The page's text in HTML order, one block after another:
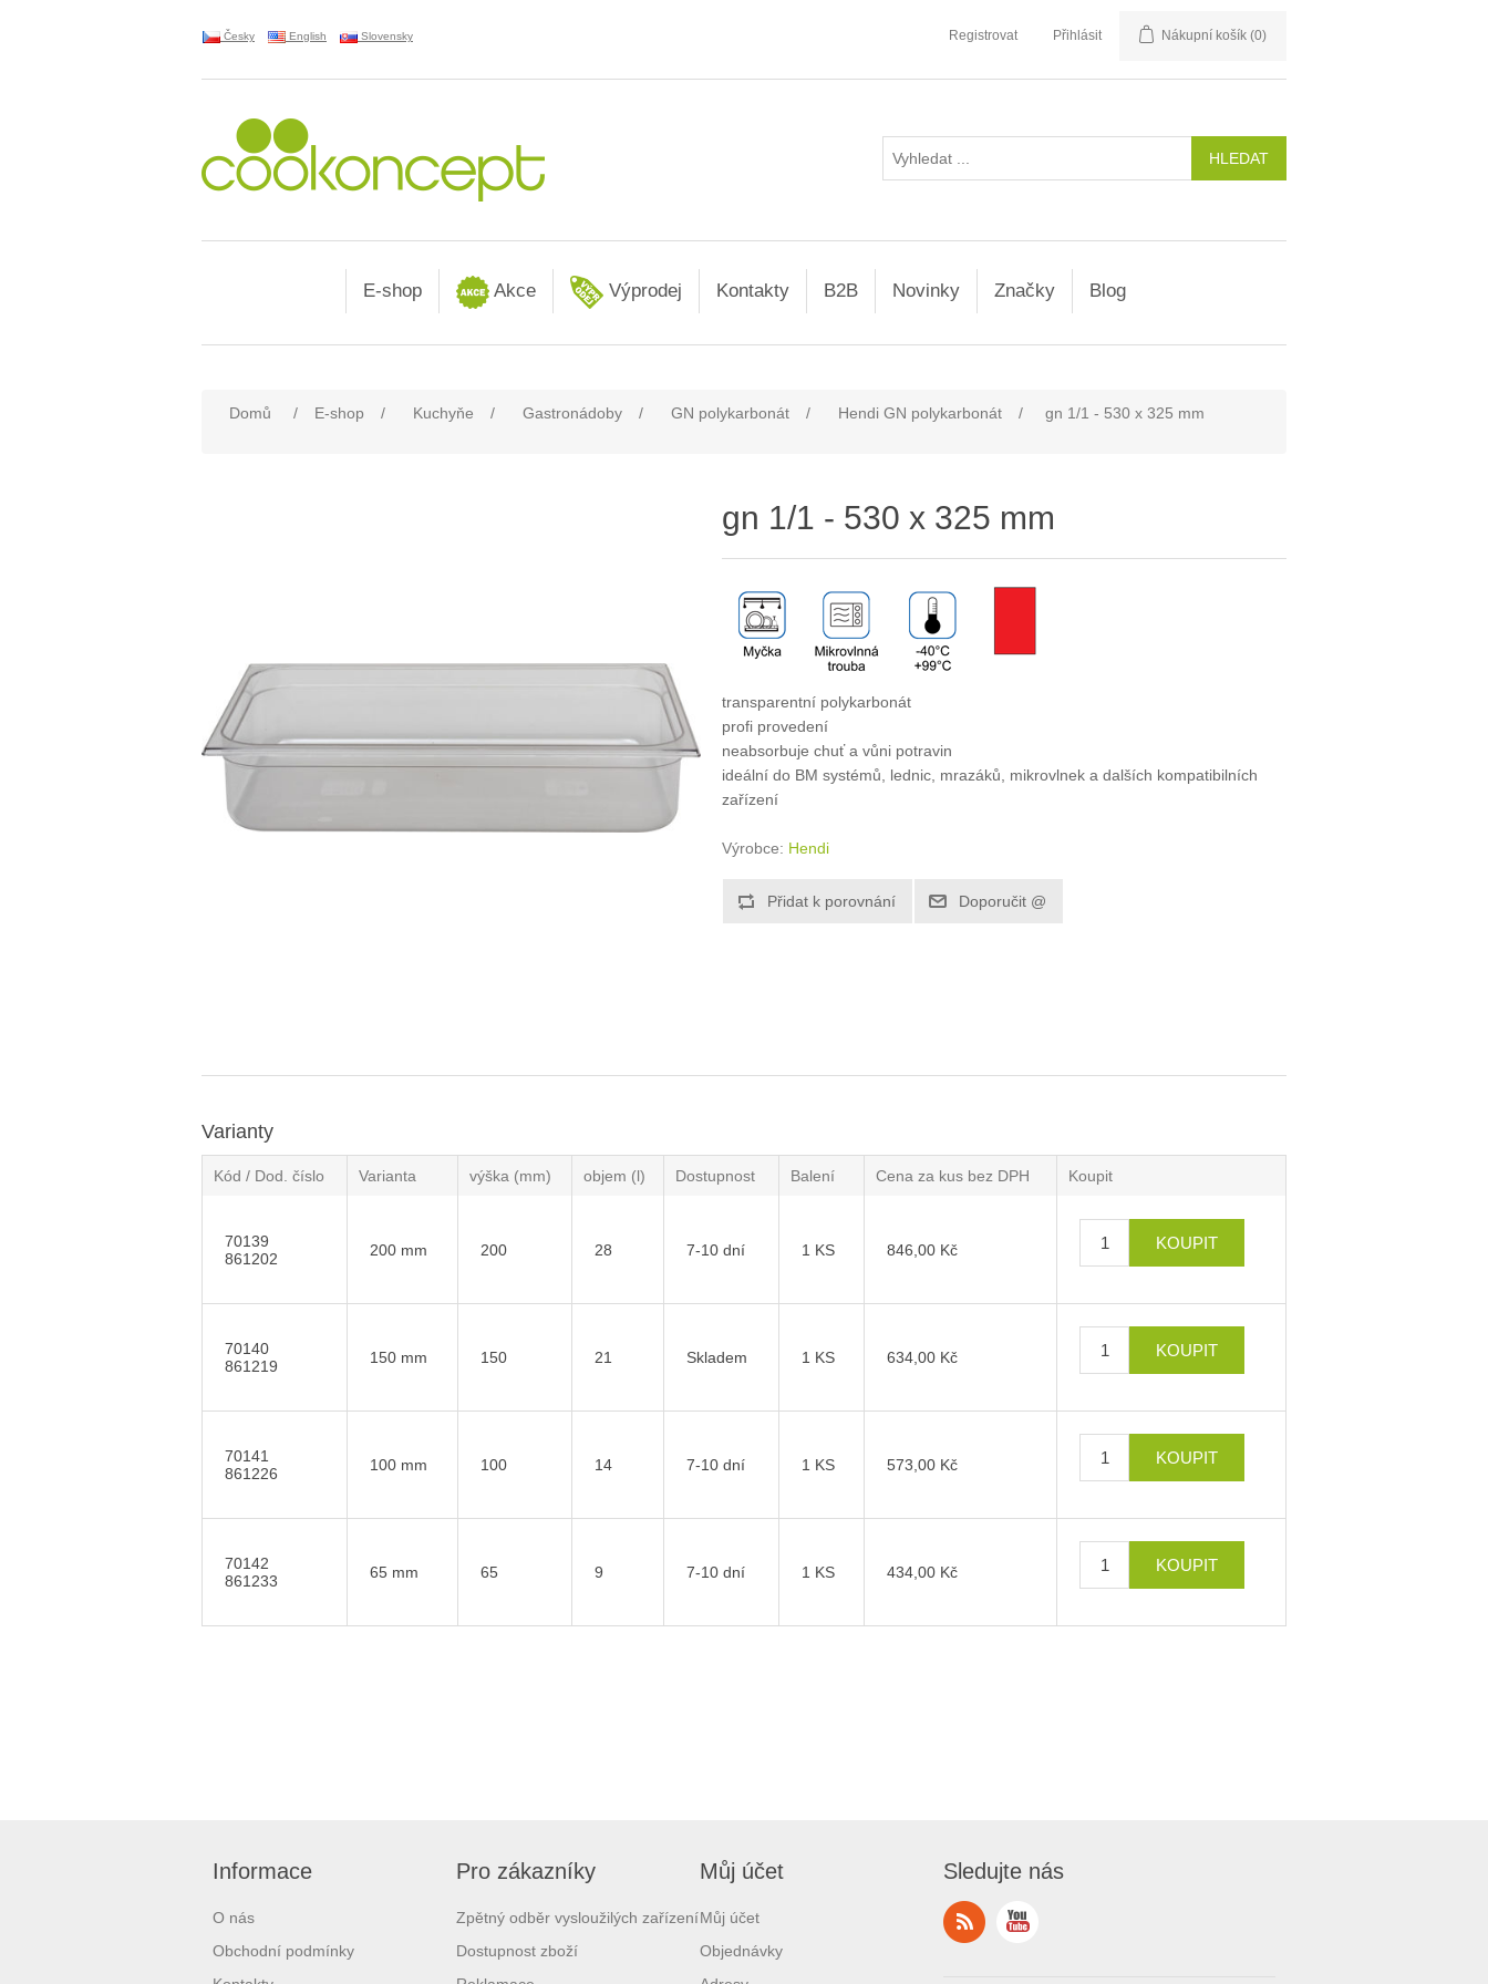
Česky English Slovensky Registrovat Přihlásit Nákupní košík (0)
E-shop Akce Výprodej Kontakty B2B Novinky Značky Blog
Domů / E-shop / Kuchyňe / Gastronádoby / GN polykarbonát / Hendi GN polykarbonát / gn 1/1 - 530 x 325 mm
gn 1/1 - 530 x 325 mm
transparentní polykarbonát
profi provedení
neabsorbuje chuť a vůni potravin
ideální do BM systémů, lednic, mrazáků, mikrovlnek a dalších kompatibilních
zařízení
Výrobce: Hendi
Varianty
Kód / Dod. číslo Varianta výška (mm) objem (l) Dostupnost Balení Cena za kus bez DPH Koupit
70139
861202
200 mm 200 28 7-10 dní 1 KS 846,00 Kč
70140
861219
150 mm 150 21 Skladem 1 KS 634,00 Kč
70141
861226
100 mm 100 14 7-10 dní 1 KS 573,00 Kč
70142
861233
65 mm 65 9 7-10 dní 1 KS 434,00 Kč
Informace
O nás
Obchodní podmínky
Pro zákazníky
Zpětný odběr vysloužilých zařízení
Dostupnost zboží
Můj účet
Můj účet
Objednávky
Sledujte nás